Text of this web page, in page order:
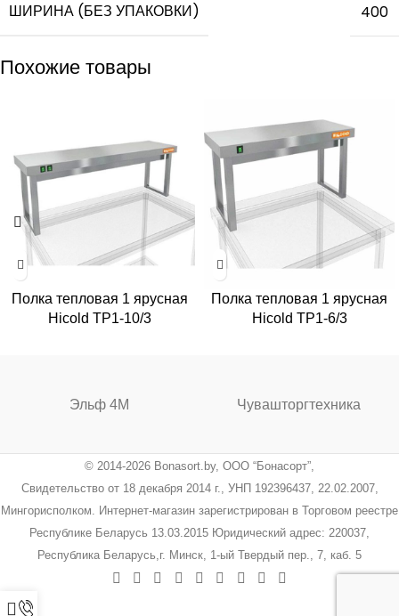
ШИРИНА (БЕЗ УПАКОВКИ) 400
Похожие товары
Полка тепловая 1 ярусная
Hicold TP1-10/3
Полка тепловая 1 ярусная
Hicold TP1-6/3
Эльф 4М Чувашторгтехника
© 2014-2026 Bonasort.by, ООО “Бонасорт”,
Свидетельство от 18 декабря 2014 г., УНП 192396437, 22.02.2007,
Мингорисполком. Интернет-магазин зарегистрирован в Торговом реестре
Республике Беларусь 13.03.2015 Юридический адрес: 220037,
Республика Беларусь,г. Минск, 1-ый Твердый пер., 7, каб. 5